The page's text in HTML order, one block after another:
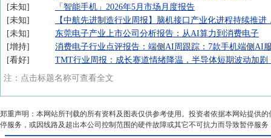
未知
「智能手机」2026年5月市场月度报告
未知
【中航先进制造行业周报】脑机接口产业化进程持续推
未知
东莞电子产业上市公司分析报告：从AI算力到消费电子
增持
消费电子行业点评报告：端侧AI周跟踪：7款手机端侧AI
看好
TMT行业周报：成长赛道情绪降温，半导体短期波动加剧
注：点击标题名称可查看全文
郑重声明：本网站所刊载的所有资料及图表仅供参考使用。投资者依据本网站提供
停服务，或因线路及超出本公司控制范围的硬件故障或其它不可抗力而导致暂停服